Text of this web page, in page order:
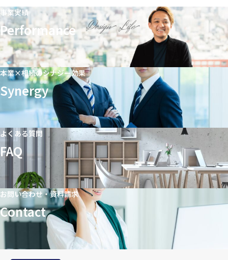
事業実績
Performance
本業×相続のシナジー効果
Synergy
よくある質問
FAQ
お問い合わせ・資料請求
Contact